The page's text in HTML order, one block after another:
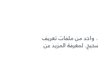
واحد من ملفات تعريف
لمعرفة المزيد عن